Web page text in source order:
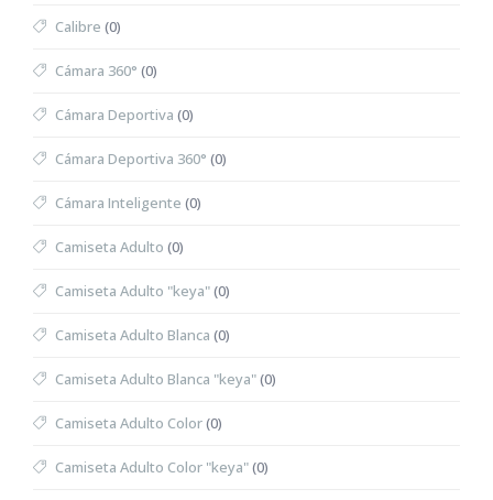
Calibre (0)
Cámara 360° (0)
Cámara Deportiva (0)
Cámara Deportiva 360° (0)
Cámara Inteligente (0)
Camiseta Adulto (0)
Camiseta Adulto "keya"(0)
Camiseta Adulto Blanca (0)
Camiseta Adulto Blanca "keya"(0)
Camiseta Adulto Color(0)
Camiseta Adulto Color "keya"(0)